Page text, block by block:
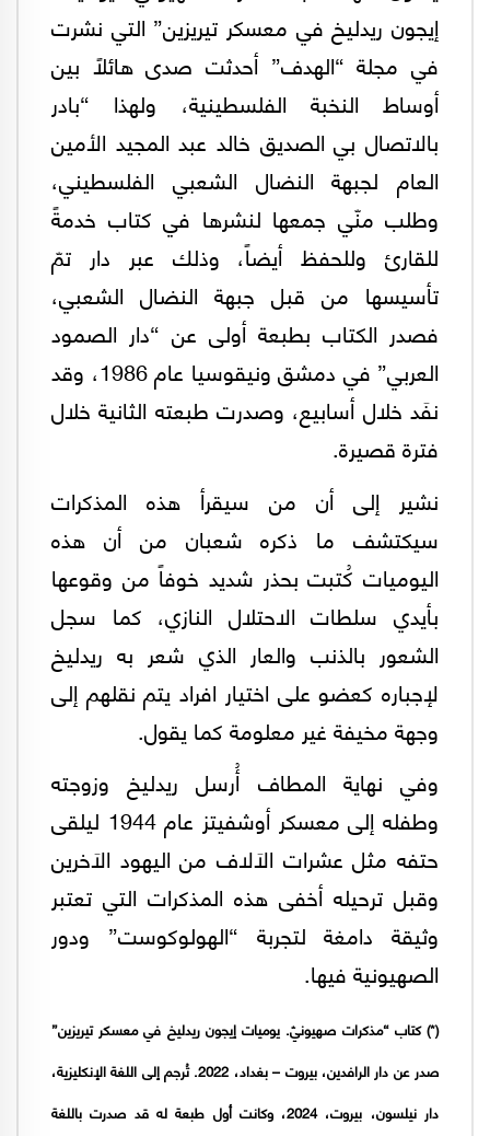
إيجون ريدليخ في معسكر تيريزين” التي نشرت
في مجلة “الهدف” أحدثت صدى هائلاً بين
أوساط النخبة الفلسطينية، ولهذا “بادر
بالاتصال بي الصديق خالد عبد المجيد الأمين
العام لجبهة النضال الشعبي الفلسطيني،
وطلب منّي جمعها لنشرها في كتاب خدمةً
للقارئ وللحفظ أيضاً، وذلك عبر دار تمّ
تأسيسها من قبل جبهة النضال الشعبي،
فصدر الكتاب بطبعة أولى عن “دار الصمود
العربي” في دمشق ونيقوسيا عام 1986، وقد
نفَد خلال أسابيع، وصدرت طبعته الثانية خلال
فترة قصيرة.
نشير إلى أن من سيقرأ هذه المذكرات
سيكتشف ما ذكره شعبان من أن هذه
اليوميات كُتبت بحذر شديد خوفاً من وقوعها
بأيدي سلطات الاحتلال النازي، كما سجل
الشعور بالذنب والعار الذي شعر به ريدليخ
لإجباره كعضو على اختيار افراد يتم نقلهم إلى
وجهة مخيفة غير معلومة كما يقول.
وفي نهاية المطاف أُرسل ريدليخ وزوجته
وطفله إلى معسكر أوشفيتز عام 1944 ليلقى
حتفه مثل عشرات الاَلاف من اليهود الاَخرين
وقبل ترحيله أخفى هذه المذكرات التي تعتبر
وثيقة دامغة لتجربة “الهولوكوست” ودور
الصهيونية فيها.
(*) كتاب “مذكرات صهيونيّ. يوميات إيجون ريدليخ في معسكر تيريزين”
صدر عن دار الرافدين، بيروت – بغداد، 2022. تُرجم إلى اللغة الإنكليزية،
دار نيلسون، بيروت، 2024، وكانت أول طبعة له قد صدرت باللغة